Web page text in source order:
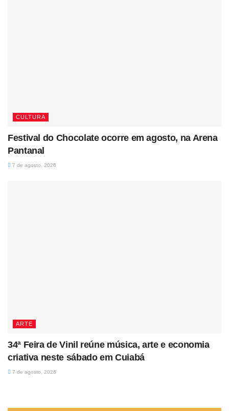
CULTURA
Festival do Chocolate ocorre em agosto, na Arena
Pantanal
7 de agosto, 2026
ARTE
34ª Feira de Vinil reúne música, arte e economia
criativa neste sábado em Cuiabá
7 de agosto, 2026